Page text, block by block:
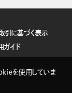
引に基づく表示
ガイド
を使用していま